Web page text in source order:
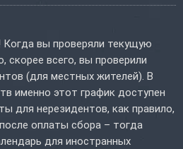
вы проверяли текущую
скорее всего, вы проверили
(для местных жителей). В
именно этот график доступен
для нерезидентов, как правило,
оплаты сбора – тогда
для иностранных